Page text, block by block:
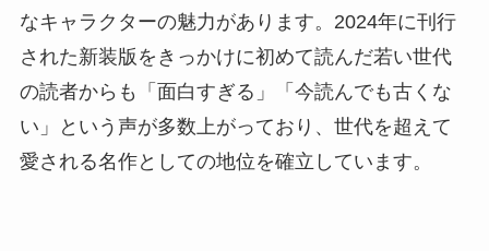
なキャラクターの魅力があります。2024年に刊行
された新装版をきっかけに初めて読んだ若い世代
の読者からも「面白すぎる」「今読んでも古くな
い」という声が多数上がっており、世代を超えて
愛される名作としての地位を確立しています。